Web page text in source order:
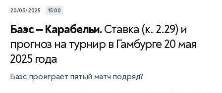
20/05/2025 15:00
Баэс — Карабельи.Ставка (к. 2.29) и
прогноз на турнир в Гамбурге 20 мая
2025 года
Баэс проиграет пятый матч подряд?